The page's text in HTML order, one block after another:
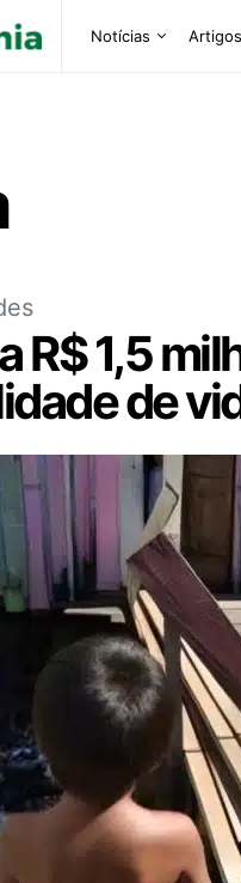
Notícias
R$ 1,5
de